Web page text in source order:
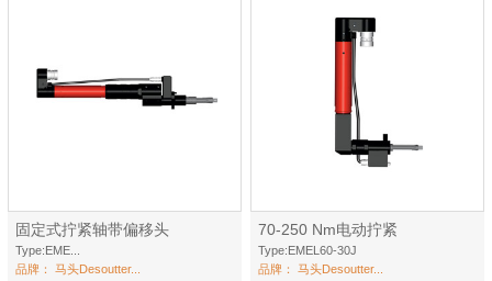
固定式拧紧轴带偏移头
Type:EME...
品牌：马头Desoutter...
70-250 Nm电动拧紧
Type:EMEL60-30J
品牌：马头Desoutter...